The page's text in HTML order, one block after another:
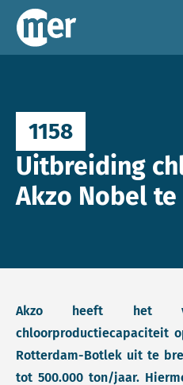
Commissie mer
1158
Uitbreiding
Akzo Nobel
Akzo heeft het
chloorproductiecapaciteit
Rotterdam-Botlek uit te
tot 500.000 ton/jaar.